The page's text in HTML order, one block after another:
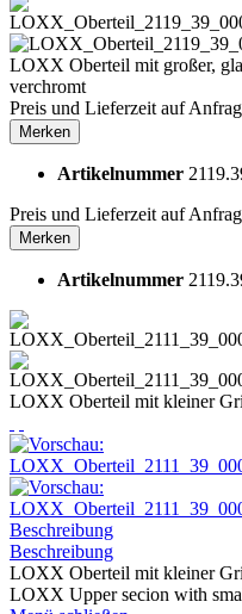
LOXX Oberteil mit großer,
verchromt
Preis und Lieferzeit auf
Merken
Artikelnummer
Preis und Lieferzeit auf
Merken
Artikelnummer
LOXX Oberteil mit kleiner
Beschreibung
Beschreibung
LOXX Oberteil mit kleiner
LOXX Upper secion with